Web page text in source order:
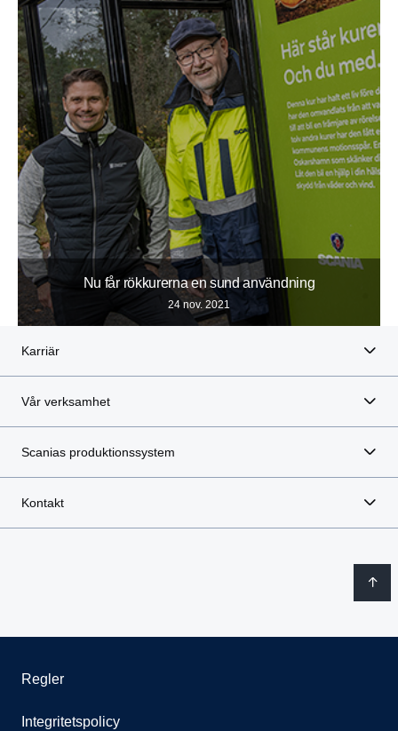
Nu får rökkurerna en sund användning
24 nov. 2021
Karriär
Vår verksamhet
Scanias produktionssystem
Kontakt
Regler
Integritetspolicy